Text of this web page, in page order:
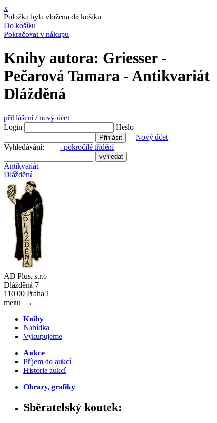
x
Položka byla vložena do košíku
Do košíku
Pokračovat v nákupu
Knihy autora: Griesser -
Pečarová Tamara - Antikvariát
Dlážděná
přihlášení/nový účet
Login
Heslo
Nový účet
Vyhledávání: - pokročilé třídění
Antikvariát
Dlážděná
AD Plus, s.r.o
Dlážděná 7
110 00 Praha 1
menu
→
Knihy
Nabídka
Vykupujeme
Aukce
Příjem do aukcí
Historie aukcí
Obrazy, grafiky
Sběratelský koutek: